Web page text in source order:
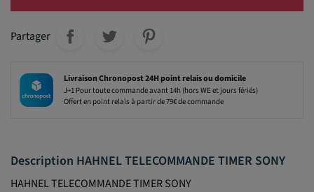
Partager
Livraison Chronopost 24H point relais ou domicile
J+1 Pour toute commande avant 14h (hors WE et jours fériés)
Offert en point relais à partir de 79€ de commande
Description HAHNEL TELECOMMANDE TIMER SONY
HAHNEL TELECOMMANDE TIMER SONY